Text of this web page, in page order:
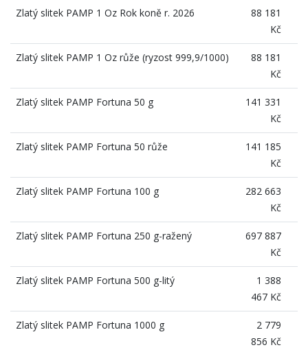
Zlatý slitek PAMP 1 Oz Rok koně r. 2026
88 181
Kč
Zlatý slitek PAMP 1 Oz růže (ryzost 999,9/1000)
88 181
Kč
Zlatý slitek PAMP Fortuna 50 g
141 331
Kč
Zlatý slitek PAMP Fortuna 50 růže
141 185
Kč
Zlatý slitek PAMP Fortuna 100 g
282 663
Kč
Zlatý slitek PAMP Fortuna 250 g-ražený
697 887
Kč
Zlatý slitek PAMP Fortuna 500 g-litý
1 388
467 Kč
Zlatý slitek PAMP Fortuna 1000 g
2 779
856 Kč